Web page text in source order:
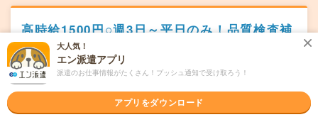
高時給1500円○週3日～平日のみ！品質検査補
助○未経験歓迎_H139724
職種未経験OK 交通費別途支給あり
東京都大田区
大人気！
エン派遣アプリ
派遣のお仕事情報がたくさん！プッシュ通知で受け取ろう！
アプリをダウンロード